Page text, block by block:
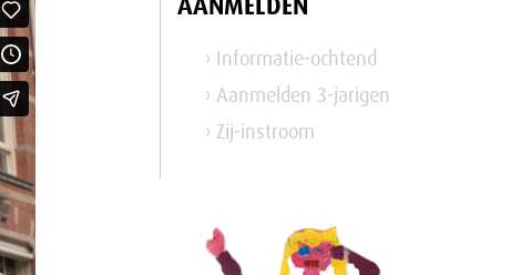
› Informatie-ochtend
› Aanmelden 3-jarigen
› Zij-instroom